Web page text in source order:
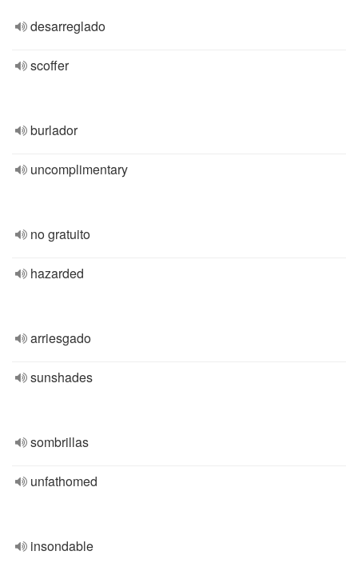
desarreglado
scoffer
burlador
uncomplimentary
no gratuito
hazarded
arriesgado
sunshades
sombrillas
unfathomed
insondable